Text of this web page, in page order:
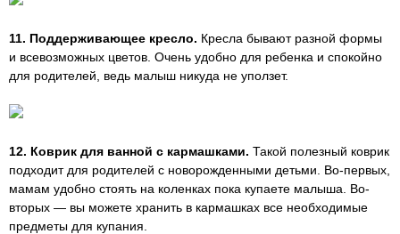
11. Поддерживающее кресло. Кресла бывают разной формы
и всевозможных цветов. Очень удобно для ребенка и спокойно
для родителей, ведь малыш никуда не уползет.
12. Коврик для ванной с кармашками. Такой полезный коврик
подходит для родителей с новорожденными детьми. Во-первых,
мамам удобно стоять на коленках пока купаете малыша. Во-
вторых — вы можете хранить в кармашках все необходимые
предметы для купания.